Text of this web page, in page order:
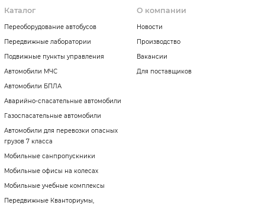
Каталог
Переоборудование автобусов
Передвижные лаборатории
Подвижные пункты управления
Автомобили МЧС
Автомобили БПЛА
Аварийно-спасательные автомобили
Газоспасательные автомобили
Автомобили для перевозки опасных
грузов 7 класса
Мобильные санпропускники
Мобильные офисы на колесах
Мобильные учебные комплексы
Передвижные Кванториумы,
О компании
Новости
Производство
Вакансии
Для поставщиков